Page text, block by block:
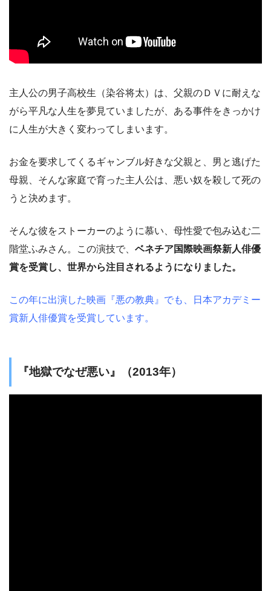
主人公の男子高校生（染谷将太）は、父親のＤＶに耐えな
がら平凡な人生を夢見ていましたが、ある事件をきっかけ
に人生が大きく変わってしまいます。
お金を要求してくるギャンブル好きな父親と、男と逃げた
母親、そんな家庭で育った主人公は、悪い奴を殺して死の
うと決めます。
そんな彼をストーカーのように慕い、母性愛で包み込む二
階堂ふみさん。この演技で、 ベネチア国際映画祭新人俳優
賞を受賞し、世界から注目されるようになりました。
この年に出演した映画『悪の教典』でも、日本アカデミー
賞新人俳優賞を受賞しています。
『地獄でなぜ悪い』（2013年）